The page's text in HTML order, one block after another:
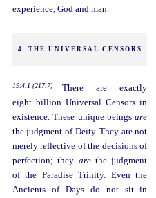
experience, God and man.
4. THE UNIVERSAL CENSORS
19:4.1 (217.7)
There are exactly
eight billion Universal Censors in
existence. These unique beingsare
the judgment of Deity. They are not
merely reflective of the decisions of
perfection; they arethe judgment
of the Paradise Trinity. Even the
Ancients of Days do not sit in